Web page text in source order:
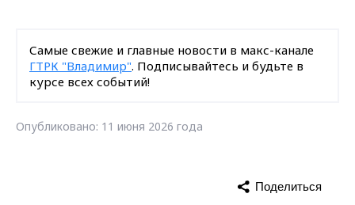
Самые свежие и главные новости в макс-канале
ГТРК "Владимир". Подписывайтесь и будьте в
курсе всех событий!
Опубликовано: 11 июня 2026 года
Поделиться